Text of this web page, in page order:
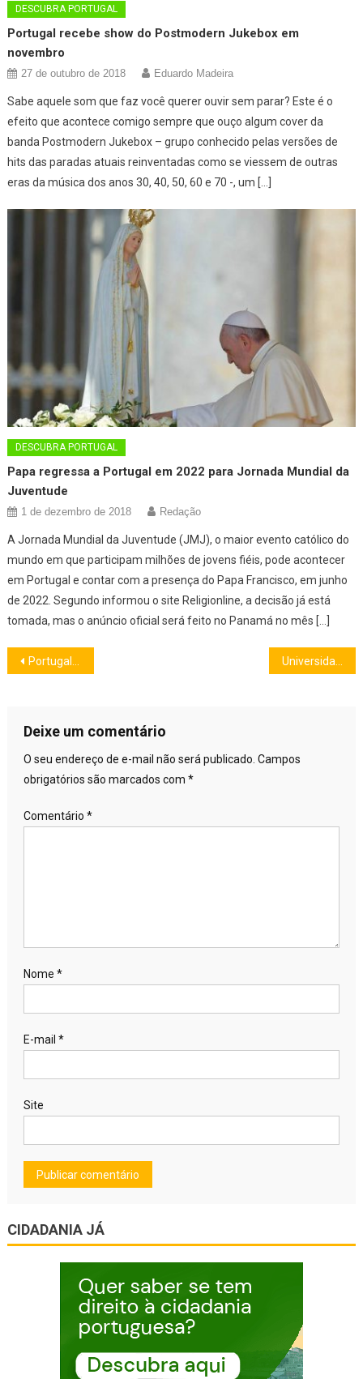
DESCUBRA PORTUGAL
Portugal recebe show do Postmodern Jukebox em
novembro
27 de outubro de 2018 Eduardo Madeira
Sabe aquele som que faz você querer ouvir sem parar? Este é o
efeito que acontece comigo sempre que ouço algum cover da
banda Postmodern Jukebox – grupo conhecido pelas versões de
hits das paradas atuais reinventadas como se viessem de outras
eras da música dos anos 30, 40, 50, 60 e 70 -, um […]
DESCUBRA PORTUGAL
Papa regressa a Portugal em 2022 para Jornada Mundial da
Juventude
1 de dezembro de 2018 Redação
A Jornada Mundial da Juventude (JMJ), o maior evento católico do
mundo em que participam milhões de jovens fiéis, pode acontecer
em Portugal e contar com a presença do Papa Francisco, em junho
de 2022. Segundo informou o site Religionline, a decisão já está
tomada, mas o anúncio oficial será feito no Panamá no mês […]
Navegação
Post
Portugal quer imigrantes para ajudar a impulsionar a economia
Deixe um comentário
O seu endereço de e-mail não será publicado. Campos
obrigatórios são marcados com *
Comentário *
Nome *
E-mail *
Site
CIDADANIA JÁ